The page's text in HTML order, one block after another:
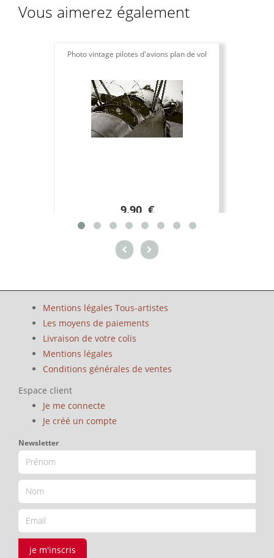
Vous aimerez également
Photo vintage pilotes d'avions plan de vol
9.90 €
Mentions légales Tous-artistes
Les moyens de paiements
Livraison de votre colis
Mentions légales
Conditions générales de ventes
Espace client
Je me connecte
Je créé un compte
Newsletter
je m'inscris